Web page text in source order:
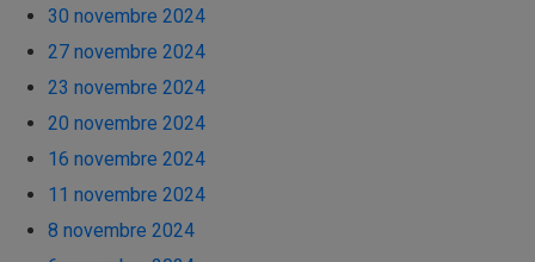
30 novembre 2024
27 novembre 2024
23 novembre 2024
20 novembre 2024
16 novembre 2024
11 novembre 2024
8 novembre 2024